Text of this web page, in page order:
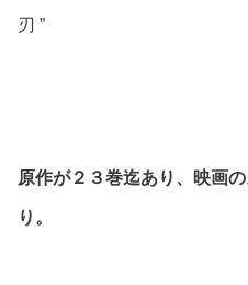
刃 ”
原作が２３巻迄あり、映画
り。